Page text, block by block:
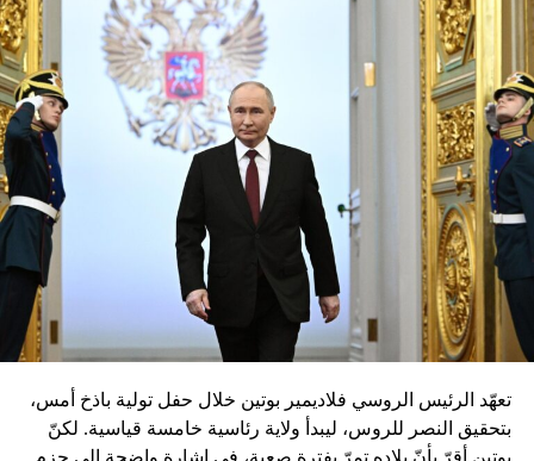
تعهّد الرئيس الروسي فلاديمير بوتين خلال حفل تولية باذخ أمس،
بتحقيق النصر للروس، ليبدأ ولاية رئاسية خامسة قياسية. لكنّ
بوتين أقرّ بأنّ بلاده تمرّ بفترة صعبة، في إشارة واضحة إلى حزم